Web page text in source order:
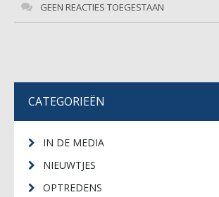
GEEN REACTIES TOEGESTAAN
CATEGORIEËN
IN DE MEDIA
NIEUWTJES
OPTREDENS